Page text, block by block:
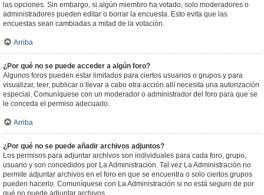
las opciones. Sin embargo, si algún miembro ha votado, solo moderadores o
administradores pueden editar o borrar la encuesta. Esto evita que las
encuestas sean cambiadas a mitad de la votación.
Arriba
¿Por qué no se puede acceder a algún foro?
Algunos foros pueden estar limitados para ciertos usuarios o grupos y para
visualizar, leer, publicar o llevar a cabo otra acción allí necesita una autorización
especial. Comuníquese con un moderador o administrador del foro para que se
le conceda el permiso adecuado.
Arriba
¿Por qué no se puede añadir archivos adjuntos?
Los permisos para adjuntar archivos son individuales para cada foro, grupo,
usuario y son concedidos por La Administración. Tal vez La Administración no
permite adjuntar archivos en el foro en que se encuentra o solo ciertos grupos
pueden hacerlo. Comuníquese con La Administración si no está seguro de por
qué no puede adjuntar archivos.